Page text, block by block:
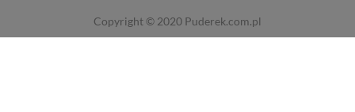
Copyright © 2020 Puderek.com.pl